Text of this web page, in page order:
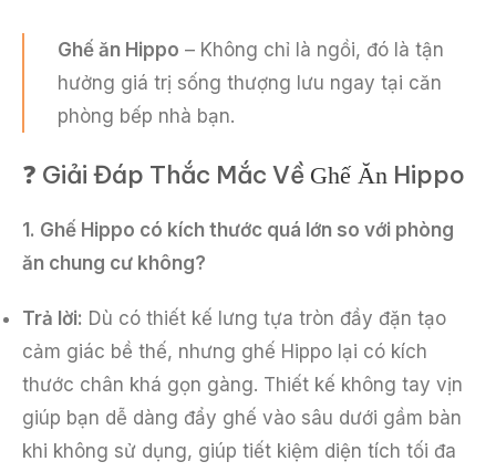
Ghế ăn Hippo – Không chỉ là ngồi, đó là tận
hưởng giá trị sống thượng lưu ngay tại căn
phòng bếp nhà bạn.
❓ Giải Đáp Thắc Mắc Về Ghế Ăn Hippo
1. Ghế Hippo có kích thước quá lớn so với phòng
ăn chung cư không?
Trả lời: Dù có thiết kế lưng tựa tròn đầy đặn tạo
cảm giác bề thế, nhưng ghế Hippo lại có kích
thước chân khá gọn gàng. Thiết kế không tay vịn
giúp bạn dễ dàng đẩy ghế vào sâu dưới gầm bàn
khi không sử dụng, giúp tiết kiệm diện tích tối đa